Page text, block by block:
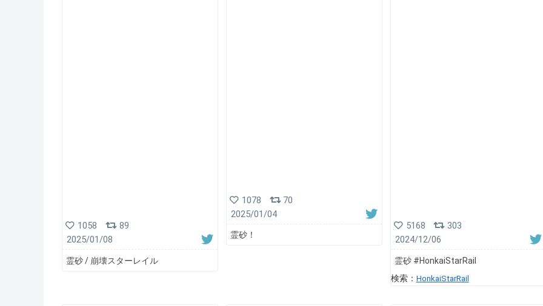
1058
89
2025/01/08
霊砂 / 崩壊スターレイル
1078
70
2025/01/04
霊砂！
5168
303
2024/12/06
霊砂 #HonkaiStarRail
検索： HonkaiStarRail